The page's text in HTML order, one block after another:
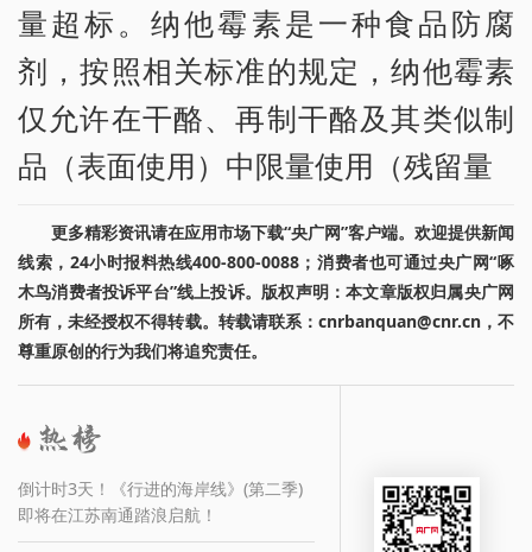
量超标。纳他霉素是一种食品防腐
剂，按照相关标准的规定，纳他霉素
仅允许在干酪、再制干酪及其类似制
品（表面使用）中限量使用（残留量
更多精彩资讯请在应用市场下载“央广网”客户端。欢迎提供新闻
线索，24小时报料热线400-800-0088；消费者也可通过央广网“啄
木鸟消费者投诉平台”线上投诉。版权声明：本文章版权归属央广网
所有，未经授权不得转载。转载请联系：cnrbanquan@cnr.cn，不
尊重原创的行为我们将追究责任。
倒计时3天！《行进的海岸线》(第二季)
即将在江苏南通踏浪启航！